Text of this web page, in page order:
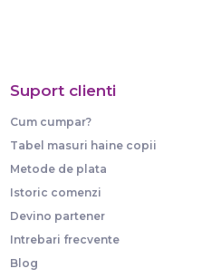
Suport clienti
Cum cumpar?
Tabel masuri haine copii
Metode de plata
Istoric comenzi
Devino partener
Intrebari frecvente
Blog